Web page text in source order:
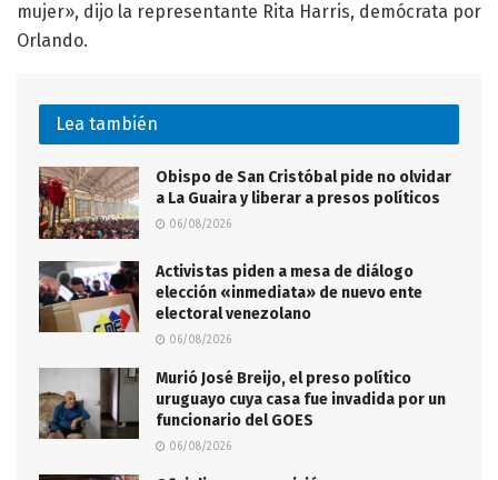
mujer», dijo la representante Rita Harris, demócrata por
Orlando.
Lea también
Obispo de San Cristóbal pide no olvidar
a La Guaira y liberar a presos políticos
06/08/2026
Activistas piden a mesa de diálogo
elección «inmediata» de nuevo ente
electoral venezolano
06/08/2026
Murió José Breijo, el preso político
uruguayo cuya casa fue invadida por un
funcionario del GOES
06/08/2026